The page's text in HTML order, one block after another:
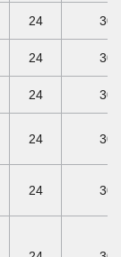
24 30
24 30
24 30
24 30
24 30